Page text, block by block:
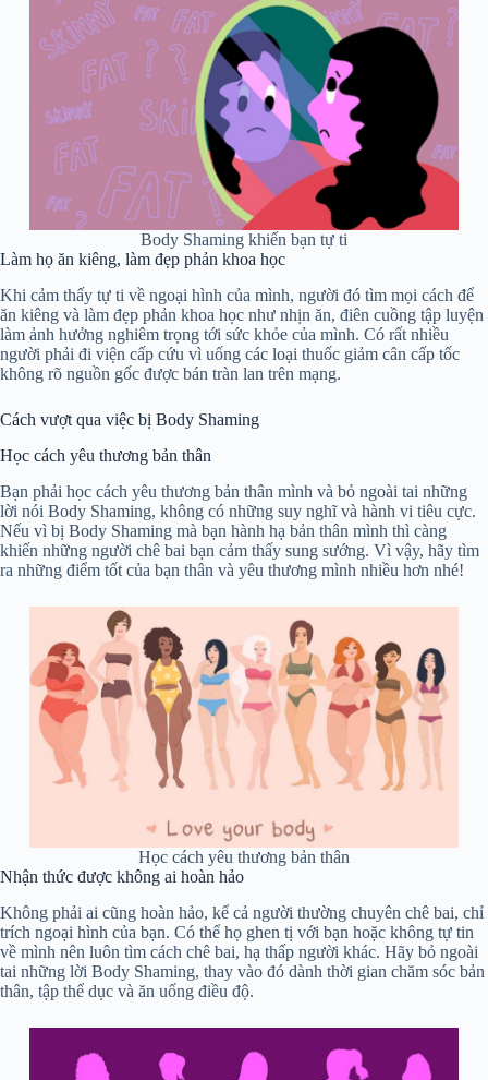
Body Shaming khiến bạn tự ti
Làm họ ăn kiêng, làm đẹp phản khoa học
Khi cảm thấy tự ti về ngoại hình của mình, người đó tìm mọi cách để
ăn kiêng và làm đẹp phản khoa học như nhịn ăn, điên cuồng tập luyện
làm ảnh hưởng nghiêm trọng tới sức khỏe của mình. Có rất nhiều
người phải đi viện cấp cứu vì uống các loại thuốc giảm cân cấp tốc
không rõ nguồn gốc được bán tràn lan trên mạng.
Cách vượt qua việc bị Body Shaming
Học cách yêu thương bản thân
Bạn phải học cách yêu thương bản thân mình và bỏ ngoài tai những
lời nói Body Shaming, không có những suy nghĩ và hành vi tiêu cực.
Nếu vì bị Body Shaming mà bạn hành hạ bản thân mình thì càng
khiến những người chê bai bạn cảm thấy sung sướng. Vì vậy, hãy tìm
ra những điểm tốt của bạn thân và yêu thương mình nhiều hơn nhé!
Học cách yêu thương bản thân
Nhận thức được không ai hoàn hảo
Không phải ai cũng hoàn hảo, kể cả người thường chuyên chê bai, chỉ
trích ngoại hình của bạn. Có thể họ ghen tị với bạn hoặc không tự tin
về mình nên luôn tìm cách chê bai, hạ thấp người khác. Hãy bỏ ngoài
tai những lời Body Shaming, thay vào đó dành thời gian chăm sóc bản
thân, tập thể dục và ăn uống điều độ.